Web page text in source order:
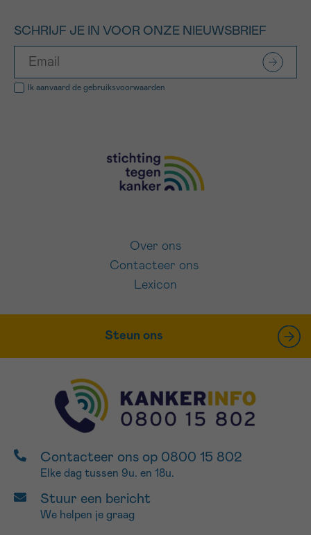
SCHRIJF JE IN VOOR ONZE NIEUWSBRIEF
Ik aanvaard de gebruiksvoorwaarden
Over ons
Contacteer ons
Lexicon
Steun ons
Contacteer ons op 0800 15 802
Elke dag tussen 9u. en 18u.
Stuur een bericht
We helpen je graag